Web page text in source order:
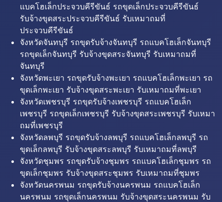
แบคโฮเล็กประจวบคีรีขันธ์ รถขุดเล็กประจวบคีรีขันธ์
รับจ้างขุดสระประจวบคีรีขันธ์ รับเหมาถมที่
ประจวบคีรีขันธ์
จังหวัดจันทบุรี รถขุดรับจ้างจันทบุรี รถแบคโฮเล็กจันทบุรี
รถขุดเล็กจันทบุรี รับจ้างขุดสระจันทบุรี รับเหมาถมที่
จันทบุรี
จังหวัดพะเยา รถขุดรับจ้างพะเยา รถแบคโฮเล็กพะเยา รถ
ขุดเล็กพะเยา รับจ้างขุดสระพะเยา รับเหมาถมที่พะเยา
จังหวัดเพชรบุรี รถขุดรับจ้างเพชรบุรี รถแบคโฮเล็ก
เพชรบุรี รถขุดเล็กเพชรบุรี รับจ้างขุดสระเพชรบุรี รับเหมา
ถมที่เพชรบุรี
จังหวัดลพบุรี รถขุดรับจ้างลพบุรี รถแบคโฮเล็กลพบุรี รถ
ขุดเล็กลพบุรี รับจ้างขุดสระลพบุรี รับเหมาถมที่ลพบุรี
จังหวัดชุมพร รถขุดรับจ้างชุมพร รถแบคโฮเล็กชุมพร รถ
ขุดเล็กชุมพร รับจ้างขุดสระชุมพร รับเหมาถมที่ชุมพร
จังหวัดนครพนม รถขุดรับจ้างนครพนม รถแบคโฮเล็ก
นครพนม รถขุดเล็กนครพนม รับจ้างขุดสระนครพนม รับ